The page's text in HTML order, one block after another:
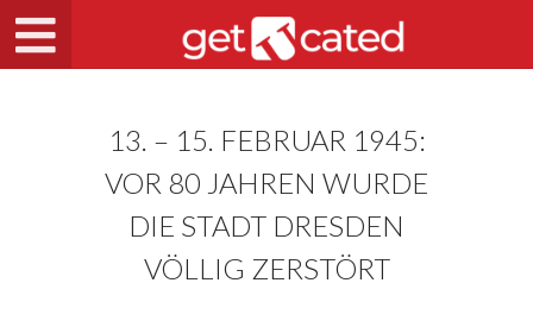
13. – 15. FEBRUAR 1945:
VOR 80 JAHREN WURDE
DIE STADT DRESDEN
VÖLLIG ZERSTÖRT